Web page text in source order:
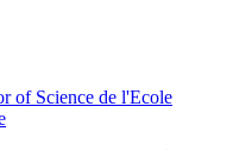
of Science de l'Ecole